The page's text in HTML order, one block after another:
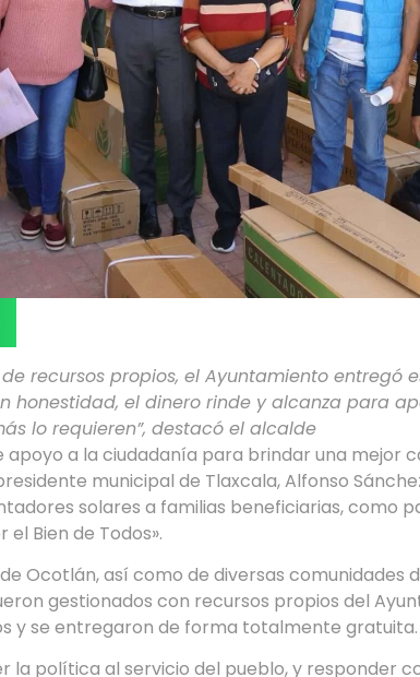
recursos propios, el Ayuntamiento entregó
honestidad, el dinero rinde y alcanza para
lo requieren”, destacó el alcalde
apoyo a la ciudadanía para brindar una mejor
municipal de Tlaxcala, Alfonso
solares a familias beneficiarias, como
Bien de Todos».
Ocotlán, así como de diversas comunidades
gestionados con recursos propios del
y se entregaron de forma totalmente gratuita.
la política al servicio del pueblo, y responder